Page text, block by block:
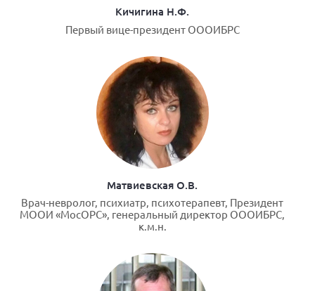
Кичигина Н.Ф.
Первый вице-президент ОООИБРС
Матвиевская О.В.
Врач-невролог, психиатр, психотерапевт, Президент
МООИ «МосОРС», генеральный директор ОООИБРС,
к.м.н.